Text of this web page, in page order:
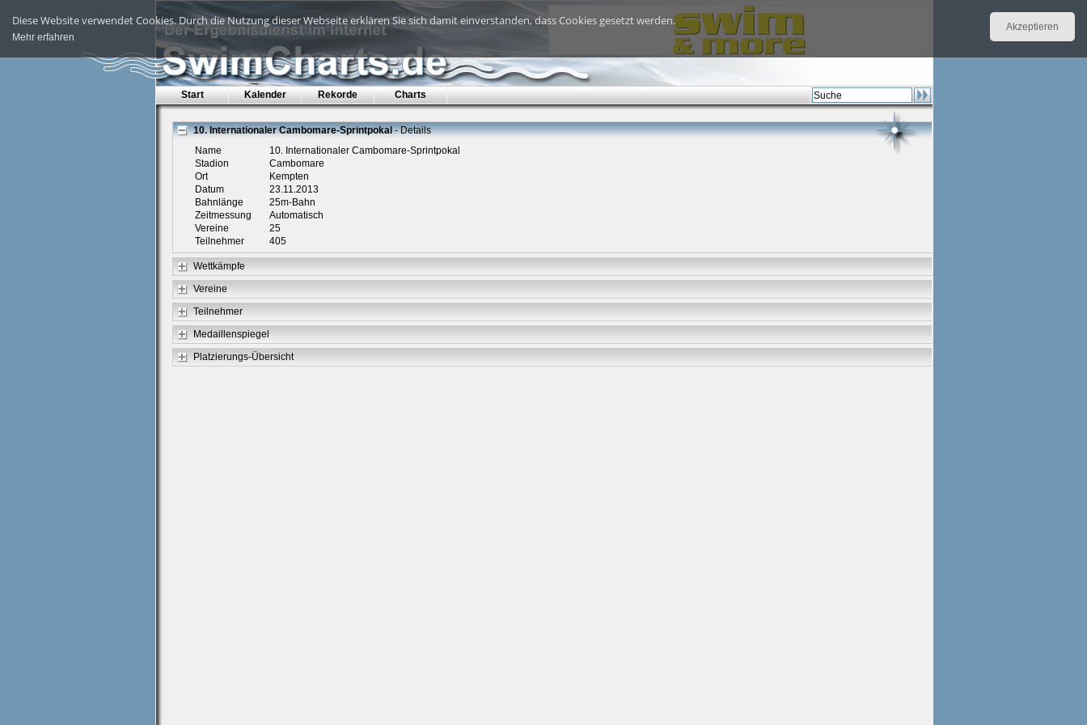
Akzeptieren
Diese Website verwendet Cookies. Durch die Nutzung dieser Webseite erklären Sie sich damit einverstanden, dass Cookies gesetzt werden.
Mehr erfahren
Start Kalender Rekorde Charts
10. Internationaler Cambomare-Sprintpokal- Details
Name
10. Internationaler Cambomare-Sprintpokal
Stadion
Cambomare
Ort
Kempten
Datum
23.11.2013
Bahnlänge
25m-Bahn
Zeitmessung
Automatisch
Vereine
25
Teilnehmer
405
Wettkämpfe
Vereine
Teilnehmer
Medaillenspiegel
Platzierungs-Übersicht